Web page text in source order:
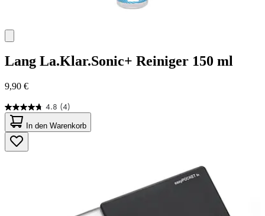
Lang La.Klar.Sonic+ Reiniger 150 ml
9,90 €
4.8 (4)
4.8
von
5
Sternen.
4
In den Warenkorb